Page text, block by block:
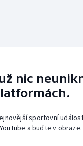
nic
sportovní
a buďte v obraze.